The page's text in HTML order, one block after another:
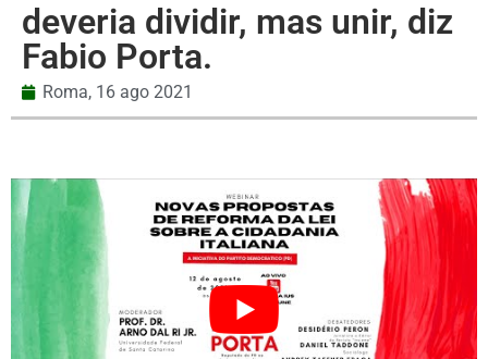
deveria dividir, mas unir, diz
Fabio Porta.
Roma, 16 ago 2021